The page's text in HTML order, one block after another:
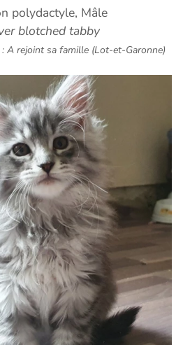
polydactyle, Mâle
blotched tabby
A rejoint sa famille (Lot-et-Garonne)